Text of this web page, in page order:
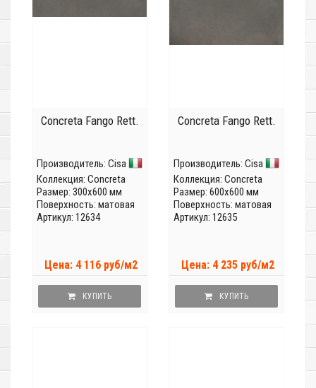
Concreta Fango Rett.
Производитель: Cisa
Коллекция: Concreta
Размер: 300x600 мм
Поверхность: матовая
Артикул: 12634
Цена: 4 116 руб/м2
КУПИТЬ
Concreta Fango Rett.
Производитель: Cisa
Коллекция: Concreta
Размер: 600x600 мм
Поверхность: матовая
Артикул: 12635
Цена: 4 235 руб/м2
КУПИТЬ